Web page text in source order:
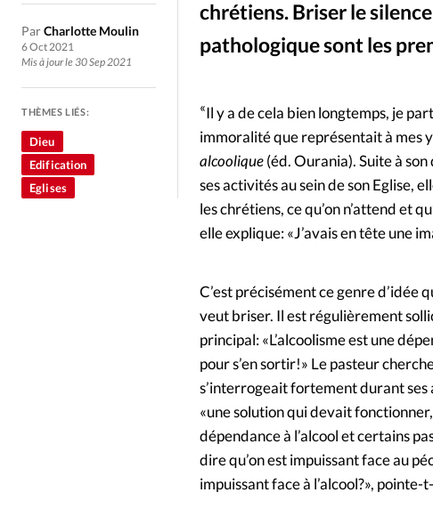
Culture
Dossier Eglises
Génération réveil
Monde
Publireportage
Relations
Tour du monde des
chrétiens. Briser le
pathologique sont les
ParCharlotte Moulin
6 Oct 2021
Mis à jour le 30 Sep 2021
THÈMES LIÉS:
Dieu
Edification
Eglises
«Il y a de cela bien longtemps, je
immoralité que représentait à mes
alcoolique(éd. Ourania). Suite à
ses activités au sein de son Eglise,
les chrétiens, ce qu’on n’attend et
elle explique: «J’avais en tête une
C’est précisément ce genre
veut briser. Il est régulièrement
principal: «L’alcoolisme est une
pour s’en sortir!» Le pasteur
s’interrogeait fortement durant ses
«une solution qui devait
dépendance à l’alcool et certains
dire qu’on est impuissant face au
impuissant face à l’alcool?», pointe-